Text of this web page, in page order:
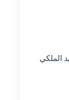
الملكي